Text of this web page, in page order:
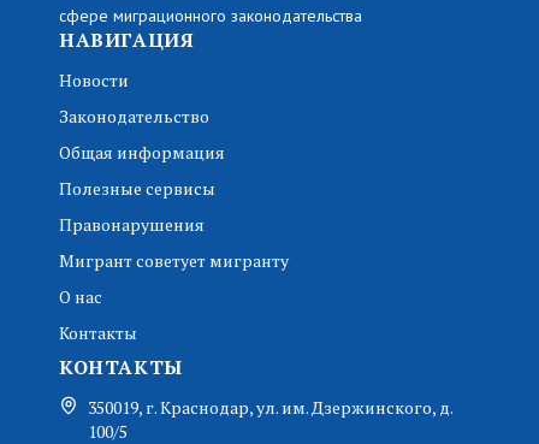
сфере миграционного законодательства
НАВИГАЦИЯ
Новости
Законодательство
Общая информация
Полезные сервисы
Правонарушения
Мигрант советует мигранту
О нас
Контакты
КОНТАКТЫ
350019, г. Краснодар, ул. им. Дзержинского, д.
100/5